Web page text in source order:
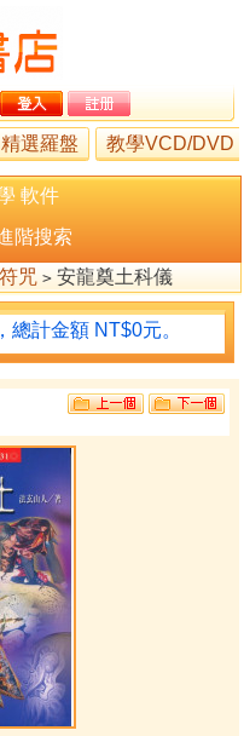
精選羅盤 教學VCD/DVD
軟件
階搜索
咒 > 安龍奠土科儀
計金額 NT$0元。